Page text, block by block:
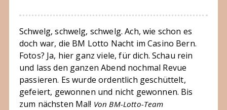
Schwelg, schwelg, schwelg. Ach, wie schon es
doch war, die BM Lotto Nacht im Casino Bern.
Fotos? Ja, hier ganz viele, für dich. Schau rein
und lass den ganzen Abend nochmal Revue
passieren. Es wurde ordentlich geschüttelt,
gefeiert, gewonnen und nicht gewonnen. Bis
zum nächsten Mal! Von BM-Lotto-Team